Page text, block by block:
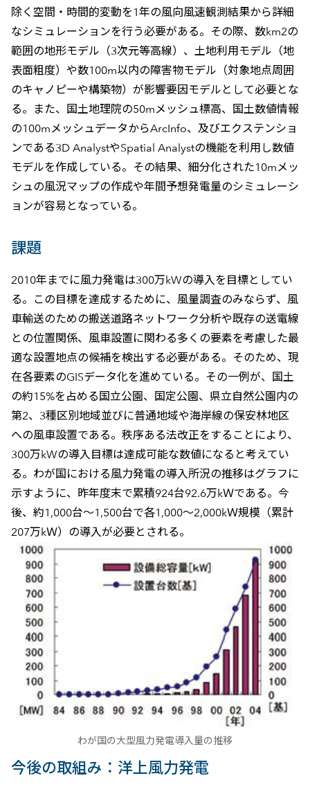
除く空間・時間的変動を1年の風向風速観測結果から詳細
なシミュレーションを行う必要がある。その際、数km2の
範囲の地形モデル（3次元等高線）、土地利用モデル（地
表面粗度）や数100m以内の障害物モデル（対象地点周囲
のキャノピーや構築物）が影響要因モデルとして必要とな
る。また、国土地理院の50mメッシュ標高、国土数値情報
の100mメッシュデータからArcInfo、及びエクステンショ
ンである3D AnalystやSpatial Analystの機能を利用し数値
モデルを作成している。その結果、細分化された10mメッ
シュの風況マップの作成や年間予想発電量のシミュレーシ
ョンが容易となっている。
課題
2010年までに風力発電は300万kWの導入を目標としてい
る。この目標を達成するために、風量調査のみならず、風
車輸送のための搬送道路ネットワーク分析や既存の送電線
との位置関係、風車設置に関わる多くの要素を考慮した最
適な設置地点の候補を検出する必要がある。そのため、現
在各要素のGISデータ化を進めている。その一例が、国土
の約15%を占める国立公園、国定公園、県立自然公園内の
第2、3種区別地域並びに普通地域や海岸線の保安林地区
への風車設置である。秩序ある法改正をすることにより、
300万kWの導入目標は達成可能な数値になると考えてい
る。わが国における風力発電の導入所況の推移はグラフに
示すように、昨年度末で累積924台92.6万kＷである。今
後、約1,000台～1,500台で各1,000～2,000kＷ規模（累計
207万kＷ）の導入が必要とされる。
わが国の大型風力発電導入量の推移
今後の取組み：洋上風力発電